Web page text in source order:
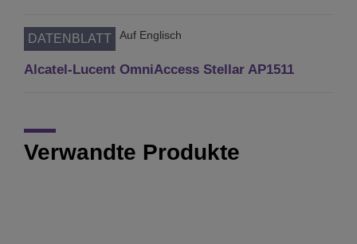
DATENBLATT Auf Englisch
Alcatel-Lucent OmniAccess Stellar AP1511
Verwandte Produkte